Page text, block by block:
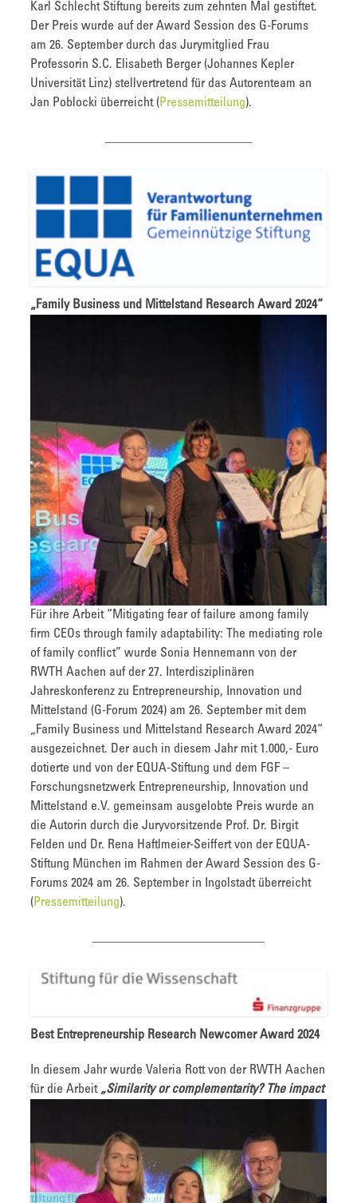
Karl Schlecht Stiftung bereits zum zehnten Mal gestiftet.
Der Preis wurde auf der Award Session des G-Forums
am 26. September durch das Jurymitglied Frau
Professorin S.C. Elisabeth Berger (Johannes Kepler
Universität Linz) stellvertretend für das Autorenteam an
Jan Poblocki überreicht ( Pressemitteilung).
„Family Business und Mittelstand Research Award 2024“
Für ihre Arbeit “Mitigating fear of failure among family
firm CEOs through family adaptability: The mediating role
of family conflict” wurde Sonia Hennemann von der
RWTH Aachen auf der 27. Interdisziplinären
Jahreskonferenz zu Entrepreneurship, Innovation und
Mittelstand (G-Forum 2024) am 26. September mit dem
„Family Business und Mittelstand Research Award 2024“
ausgezeichnet. Der auch in diesem Jahr mit 1.000,- Euro
dotierte und von der EQUA-Stiftung und dem FGF –
Forschungsnetzwerk Entrepreneurship, Innovation und
Mittelstand e.V. gemeinsam ausgelobte Preis wurde an
die Autorin durch die Juryvorsitzende Prof. Dr. Birgit
Felden und Dr. Rena Haftlmeier-Seiffert von der EQUA-
Stiftung München im Rahmen der Award Session des G-
Forums 2024 am 26. September in Ingolstadt überreicht
( Pressemitteilung).
Best Entrepreneurship Research Newcomer Award 2024
In diesem Jahr wurde Valeria Rott von der RWTH Aachen
für die Arbeit „Similarity or complementarity? The impact